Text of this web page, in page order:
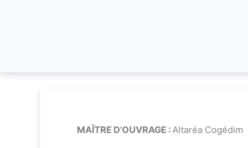
MAÎTRE D’OUVRAGE :Altaréa Cogédim